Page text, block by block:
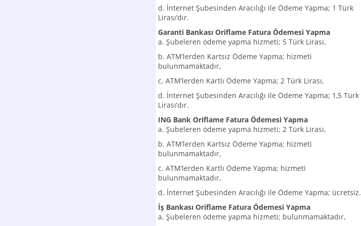
d. İnternet Şubesinden Aracılığı ile Ödeme Yapma; 1 Türk
Lirası’dır.
Garanti Bankası Oriflame Fatura Ödemesi Yapma
a. Şubeleren ödeme yapma hizmeti; 5 Türk Lirası,
b. ATM’lerden Kartsız Ödeme Yapma; hizmeti
bulunmamaktadır,
c. ATM’lerden Kartlı Ödeme Yapma; 2 Türk Lirası,
d. İnternet Şubesinden Aracılığı ile Ödeme Yapma; 1,5 Türk
Lirası’dır.
ING Bank Oriflame Fatura Ödemesi Yapma
a. Şubeleren ödeme yapma hizmeti; 2 Türk Lirası,
b. ATM’lerden Kartsız Ödeme Yapma; hizmeti
bulunmamaktadır,
c. ATM’lerden Kartlı Ödeme Yapma; hizmeti
bulunmamaktadır,
d. İnternet Şubesinden Aracılığı ile Ödeme Yapma; ücretsiz.
İş Bankası Oriflame Fatura Ödemesi Yapma
a. Şubeleren ödeme yapma hizmeti; bulunmamaktadır,